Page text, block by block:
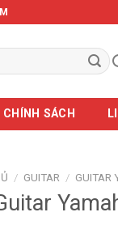
CHÍNH SÁCH
/ GUITAR / GUITAR